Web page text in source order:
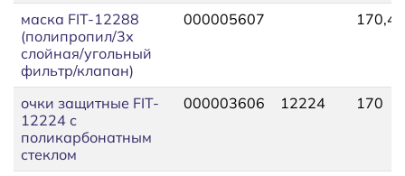
маска FIT-12288
(полипропил/3х
слойная/угольный
фильтр/клапан)
000005607 170,48
очки защитные FIT-
12224 с
поликарбонатным
стеклом
000003606 12224 170